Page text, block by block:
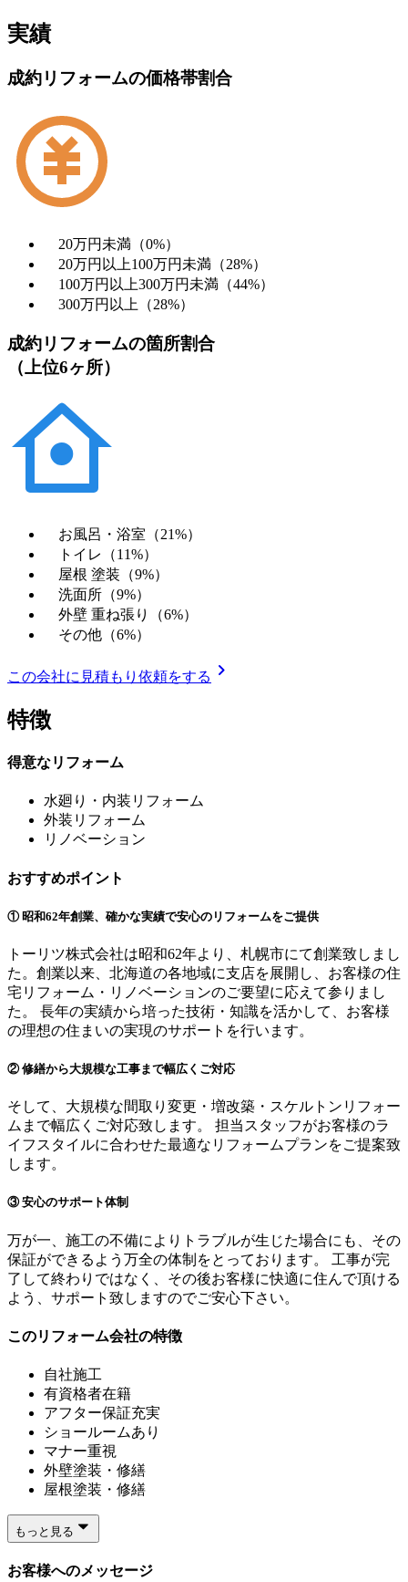
実績
成約リフォームの価格帯割合
20万円未満（0%）
20万円以上100万円未満（28%）
100万円以上300万円未満（44%）
300万円以上（28%）
成約リフォームの箇所割合
（上位6ヶ所）
お風呂・浴室（21%）
トイレ（11%）
屋根 塗装（9%）
洗面所（9%）
外壁 重ね張り（6%）
その他（6%）
この会社に見積もり依頼をする chevron_right
特徴
得意なリフォーム
水廻り・内装リフォーム
外装リフォーム
リノベーション
おすすめポイント
① 昭和62年創業、確かな実績で安心のリフォームをご提供
トーリツ株式会社は昭和62年より、札幌市にて創業致しまし
た。創業以来、北海道の各地域に支店を展開し、お客様の住
宅リフォーム・リノベーションのご要望に応えて参りまし
た。 長年の実績から培った技術・知識を活かして、お客様
の理想の住まいの実現のサポートを行います。
② 修繕から大規模な工事まで幅広くご対応
そして、大規模な間取り変更・増改築・スケルトンリフォー
ムまで幅広くご対応致します。 担当スタッフがお客様のラ
イフスタイルに合わせた最適なリフォームプランをご提案致
します。
③ 安心のサポート体制
万が一、施工の不備によりトラブルが生じた場合にも、その
保証ができるよう万全の体制をとっております。 工事が完
了して終わりではなく、その後お客様に快適に住んで頂ける
よう、サポート致しますのでご安心下さい。
このリフォーム会社の特徴
自社施工
有資格者在籍
アフター保証充実
ショールームあり
マナー重視
外壁塗装・修繕
屋根塗装・修繕
もっと見る
お客様へのメッセージ